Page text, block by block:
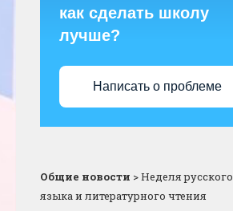
как сделать школу
лучше?
Написать о проблеме
Общие новости >Неделя русского
языка и литературного чтения